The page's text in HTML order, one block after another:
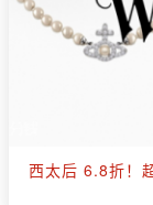
西太后 6.8折！